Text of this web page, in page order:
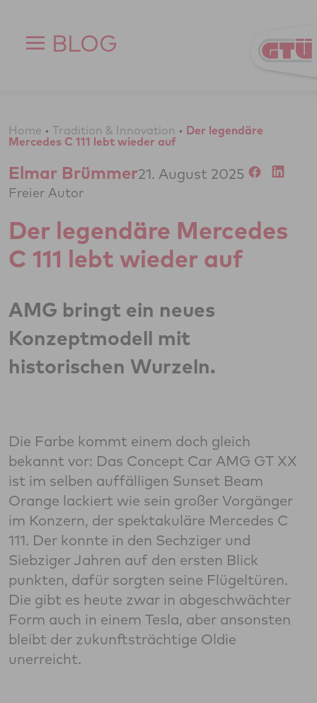
BLOG
Home • Tradition & Innovation • Der legendäre
Mercedes C 111 lebt wieder auf
Elmar Brümmer
Freier Autor
21. August 2025
Der legendäre Mercedes
C 111 lebt wieder auf
AMG bringt ein neues
Konzeptmodell mit
historischen Wurzeln.
Die Farbe kommt einem doch gleich
bekannt vor: Das Concept Car AMG GT XX
ist im selben auffälligen Sunset Beam
Orange lackiert wie sein großer Vorgänger
im Konzern, der spektakuläre Mercedes C
111. Der konnte in den Sechziger und
Siebziger Jahren auf den ersten Blick
punkten, dafür sorgten seine Flügeltüren.
Die gibt es heute zwar in abgeschwächter
Form auch in einem Tesla, aber ansonsten
bleibt der zukunftsträchtige Oldie
unerreicht.